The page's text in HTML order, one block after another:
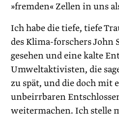
»fremden« Zellen in uns
Ich habe die tiefe, tiefe
des Klima-forschers John
gesehen und eine kalte
Umweltaktivisten, die
zu spät, und die doch mit
unbeirrbaren
weitermachen. Ich stelle